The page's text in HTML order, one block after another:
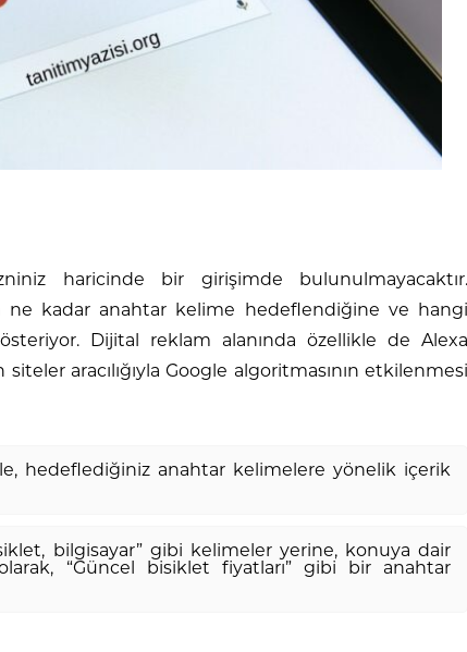
izniniz haricinde bir girişimde bulunulmayacaktır.
ne kadar anahtar kelime hedeflendiğine ve hangi
Dijital reklam alanında özellikle de Alexa
aracılığıyla Google algoritmasının etkilenmesi
hedeflediğiniz anahtar kelimelere yönelik içerik
bilgisayar” gibi kelimeler yerine, konuya dair
“Güncel bisiklet fiyatları” gibi bir anahtar